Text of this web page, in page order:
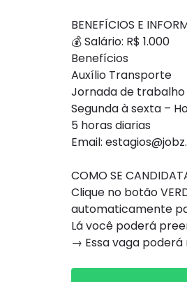
BENEFÍCIOS E
💰 Salário: R$ 1.000
Benefícios
Auxílio Transporte
Jornada de trabalho
Segunda à sexta –
5 horas diarias
Email:
COMO SE
Clique no botão
automaticamente
Lá você poderá
→ Essa vaga